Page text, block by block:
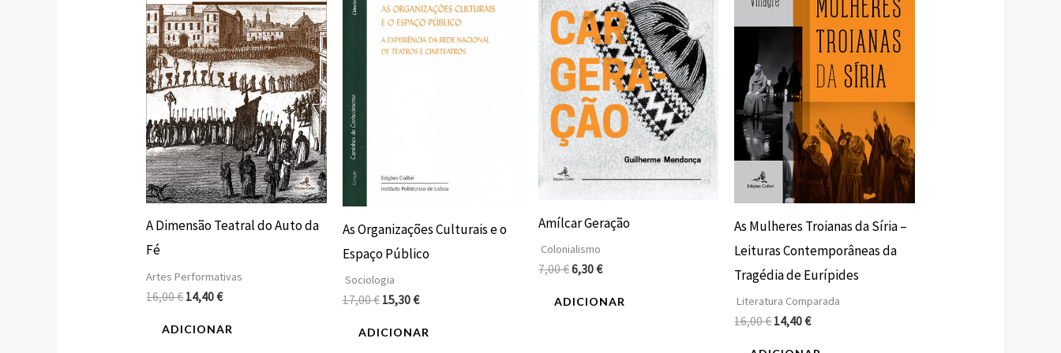
A Dimensão Teatral do Auto da
Fé
Artes Performativas
16,00€
16,00 €.
14,40€
14,40 €.
ADICIONAR
As Organizações Culturais e o
Espaço Público
Sociologia
17,00€
17,00 €.
15,30€
15,30 €.
ADICIONAR
Amílcar Geração
Colonialismo
7,00€
7,00 €.
6,30€
6,30 €.
ADICIONAR
As Mulheres Troianas da Síria –
Leituras Contemporâneas da
Tragédia de Eurípides
Literatura Comparada
16,00€
16,00 €.
14,40€
14,40 €.